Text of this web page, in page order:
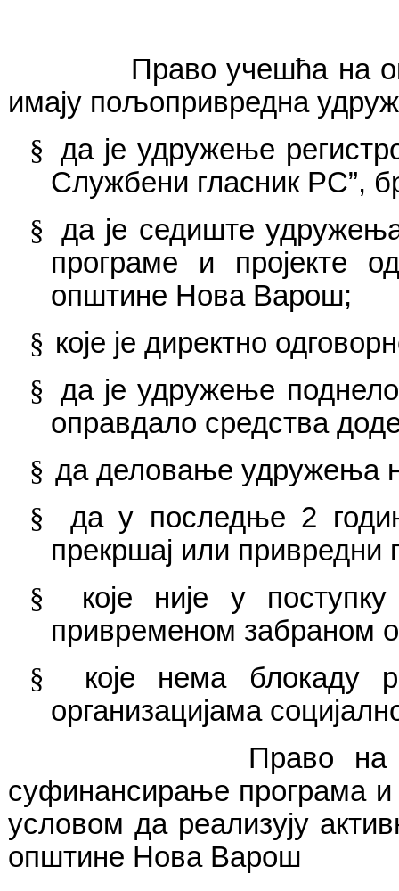
Право учешћа на овом
имају пољопривредна
§ да је удружење
Службени гласник РС”,
§
да је седиште
програме и пројекте
општине Нова Варош;
§ које је директно
§ да је удружење поднело
оправдало средства
§ да деловање удружења
§
да у последње 2
прекршај или привредни
§
које није у
привременом забраном
§
које нема блокаду
организацијама
Право на
суфинансирање програма и
условом да реализују
општине Нова Варош